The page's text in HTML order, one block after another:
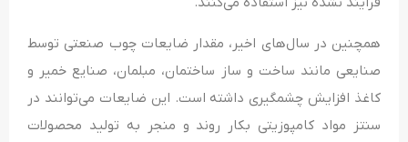
همچنین در سال‌های اخیر، مقدار ضایعات چوب صنعتی توسط
صنایعی مانند ساخت و ساز ساختمان، مبلمان، صنایع خمیر و
کاغذ افزایش چشمگیری داشته است. این ضایعات می‌توانند در
سنتز مواد کامپوزیتی بکار روند و منجر به تولید محصولات